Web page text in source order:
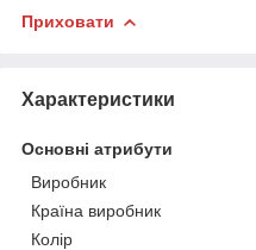
Приховати
Характеристики
Основні атрибути
Виробник
Країна виробник
Колір